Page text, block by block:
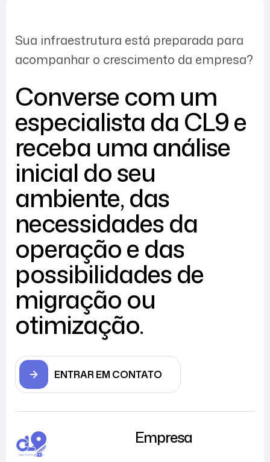
Sua infraestrutura está preparada para
acompanhar o crescimento da empresa?
Converse com um
especialista da CL9 e
receba uma análise
inicial do seu
ambiente, das
necessidades da
operação e das
possibilidades de
migração ou
otimização.
ENTRAR EM CONTATO
Empresa